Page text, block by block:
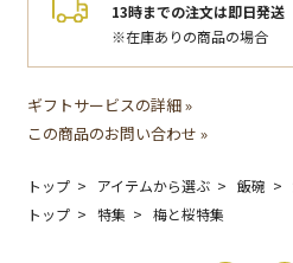
13時までの注文は即日発送
※在庫ありの商品の場合
ギフトサービスの詳細 »
この商品のお問い合わせ »
トップ アイテムから選ぶ 飯碗
トップ
特集 梅と桜特集